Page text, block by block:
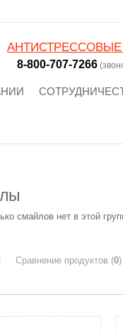
8-800-707-7266
смайлов нет в этой
Сравнение продуктов (0)